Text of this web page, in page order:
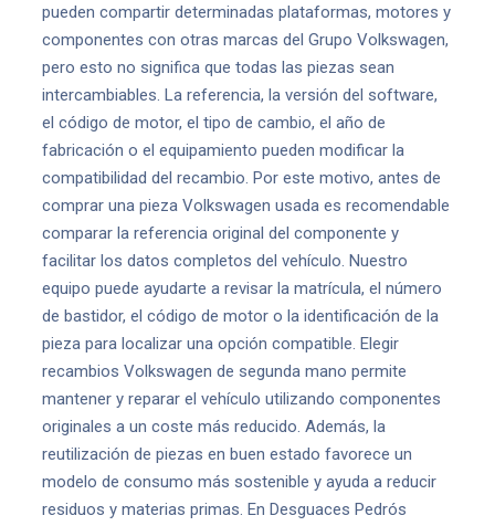
pueden compartir determinadas plataformas, motores y
componentes con otras marcas del Grupo Volkswagen,
pero esto no significa que todas las piezas sean
intercambiables. La referencia, la versión del software,
el código de motor, el tipo de cambio, el año de
fabricación o el equipamiento pueden modificar la
compatibilidad del recambio. Por este motivo, antes de
comprar una pieza Volkswagen usada es recomendable
comparar la referencia original del componente y
facilitar los datos completos del vehículo. Nuestro
equipo puede ayudarte a revisar la matrícula, el número
de bastidor, el código de motor o la identificación de la
pieza para localizar una opción compatible. Elegir
recambios Volkswagen de segunda mano permite
mantener y reparar el vehículo utilizando componentes
originales a un coste más reducido. Además, la
reutilización de piezas en buen estado favorece un
modelo de consumo más sostenible y ayuda a reducir
residuos y materias primas. En Desguaces Pedrós